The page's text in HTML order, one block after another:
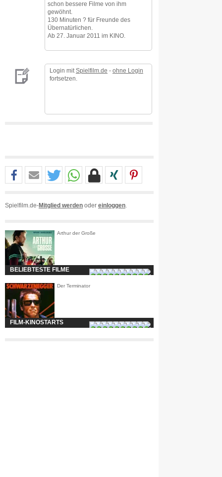
schon bessere Filme von ihm
gewöhnt.
130 Minuten ? für Freunde des
Übernatürlichen.
Ab 27. Januar 2011 im KINO.
Login mit Spielfilm.de - ohne Login
fortsetzen.
Spielfilm.de-Mitglied werden oder einloggen
Arthur der Große
BELIEBTESTE FILME
Der Terminator
FILM-KINOSTARTS